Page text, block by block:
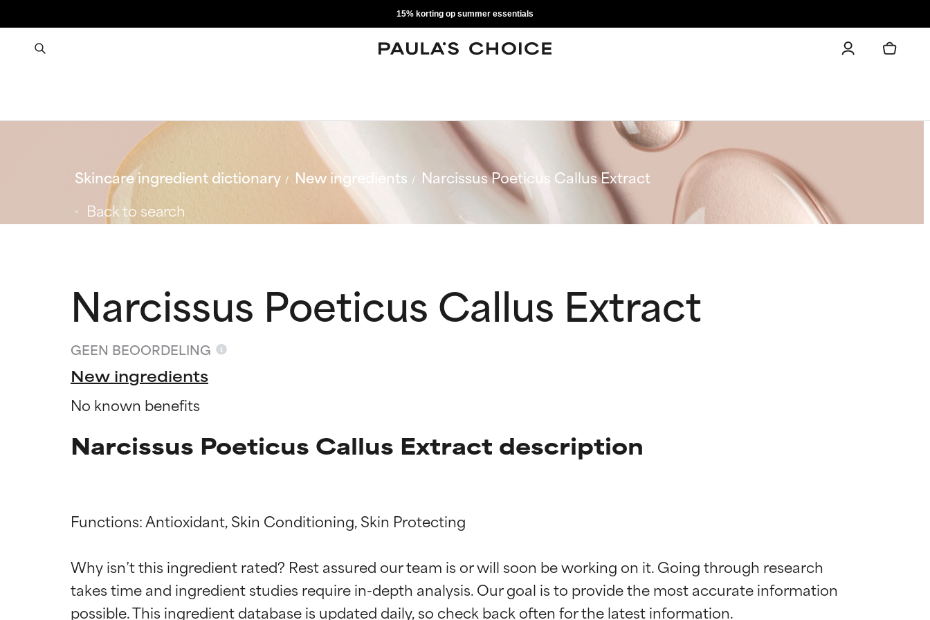
15% korting op summer essentials
Skincare ingredient dictionary New ingredients
Narcissus Poeticus Callus Extract
Back to search
Narcissus Poeticus Callus Extract
GEEN BEOORDELING
New ingredients
No known benefits
Narcissus Poeticus Callus Extract description
Functions: Antioxidant, Skin Conditioning, Skin Protecting
Why isn’t this ingredient rated? Rest assured our team is or will soon be working on it. Going through research
takes time and ingredient studies require in-depth analysis. Our goal is to provide the most accurate information
Beoordelingen van ingrediënten
BESTE
Beoordelingen van ingrediënten
BESTE